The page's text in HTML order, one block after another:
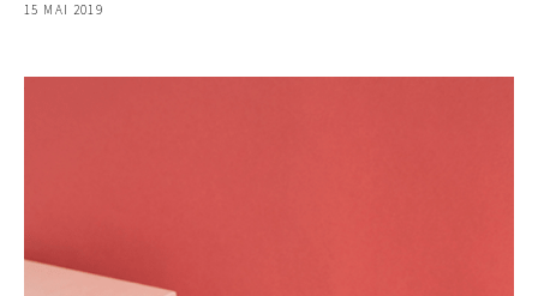
15 MAI 2019